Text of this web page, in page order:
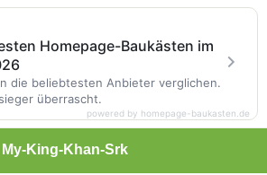
My-King-Khan-Srk
Homepage-Baukästen im
die beliebtesten Anbieter verglichen.
überrascht.
powered by homepage-baukasten.de